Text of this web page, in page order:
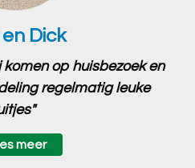
en Dick
op huisbezoek en
regelmatig leuke
meer